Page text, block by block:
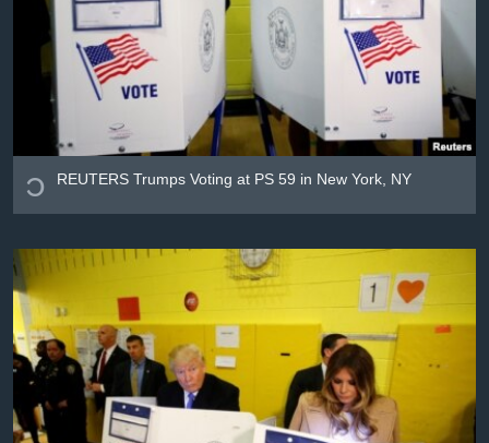
၁ REUTERS Trumps Voting at PS 59 in New York, NY